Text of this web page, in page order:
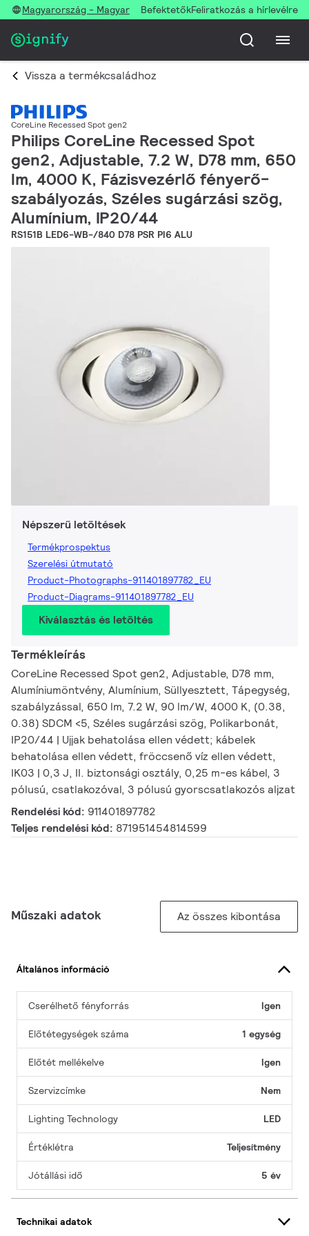
Magyarország - Magyar BefektetőkFeliratkozás a hírlevélre
Vissza a termékcsaládhoz
CoreLine Recessed Spot gen2
Philips CoreLine Recessed Spot
gen2, Adjustable, 7.2 W, D78 mm, 650
lm, 4000 K, Fázisvezérlő fényerő-
szabályozás, Széles sugárzási szög,
Alumínium, IP20/44
RS151B LED6-WB-/840 D78 PSR PI6 ALU
Népszerű letöltések
Termékprospektus
Szerelési útmutató
Product-Photographs-911401897782_EU
Product-Diagrams-911401897782_EU
Kiválasztás és letöltés
Termékleírás
CoreLine Recessed Spot gen2, Adjustable, D78 mm,
Alumíniumöntvény, Alumínium, Süllyesztett, Tápegység,
szabályzással, 650 lm, 7.2 W, 90 lm/W, 4000 K, (0.38,
0.38) SDCM <5, Széles sugárzási szög, Polikarbonát,
IP20/44 | Ujjak behatolása ellen védett; kábelek
behatolása ellen védett, fröccsenő víz ellen védett,
IK03 | 0,3 J, II. biztonsági osztály, 0,25 m-es kábel, 3
pólusú, csatlakozóval, 3 pólusú gyorscsatlakozós aljzat
Rendelési kód: 911401897782
Teljes rendelési kód: 871951454814599
Műszaki adatok Az összes kibontása
Általános információ
Cserélhető fényforrás Igen
Előtétegységek száma 1 egység
Előtét mellékelve Igen
Szervizcímke Nem
Lighting Technology LED
Értéklétra Teljesítmény
Jótállási idő 5 év
Technikai adatok